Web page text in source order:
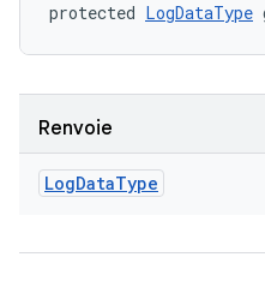
protected LogDataType
Renvoie
LogDataType